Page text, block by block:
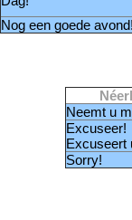
Nog een goede avond!
Neemt u
Excuseer!
Excuseert
Sorry!